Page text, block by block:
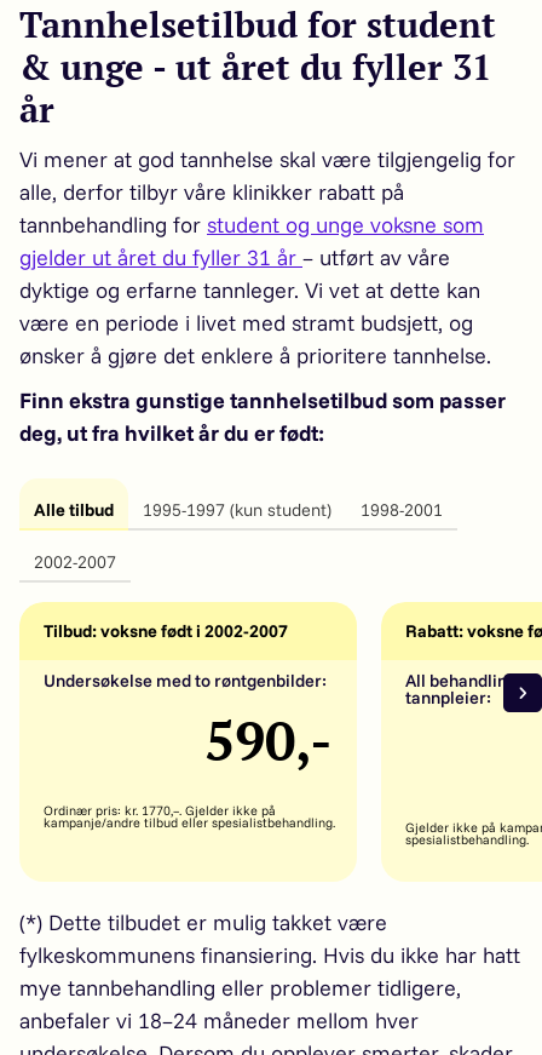
Tannhelsetilbud for student
& unge - ut året du fyller 31
år
Vi mener at god tannhelse skal være tilgjengelig for
alle, derfor tilbyr våre klinikker rabatt på
tannbehandling for student og unge voksne som
gjelder ut året du fyller 31 år – utført av våre
dyktige og erfarne tannleger. Vi vet at dette kan
være en periode i livet med stramt budsjett, og
ønsker å gjøre det enklere å prioritere tannhelse.
Finn ekstra gunstige tannhelsetilbud som passer
deg, ut fra hvilket år du er født:
Alle tilbud 1995-1997 (kun student) 1998-2001
2002-2007
Tilbud: voksne født i 2002-2007
Undersøkelse med to røntgenbilder:
590,-
Ordinær pris: kr. 1770,–. Gjelder ikke på
kampanje/andre tilbud eller spesialistbehandling.
Rabatt: voksne
All behandling
tannpleier:
Gjelder ikke på
spesialistbehandling.
(*) Dette tilbudet er mulig takket være
fylkeskommunens finansiering. Hvis du ikke har hatt
mye tannbehandling eller problemer tidligere,
anbefaler vi 18–24 måneder mellom hver